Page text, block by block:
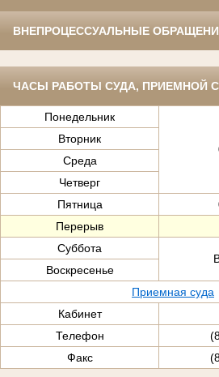
ВНЕПРОЦЕССУАЛЬНЫЕ
ЧАСЫ РАБОТЫ СУДА, ПРИЕМНОЙ
Понедельник
Вторник
Среда
Четверг
Пятница
Перерыв
Суббота
Воскресенье
Приемная суда
Кабинет
Телефон
Факс